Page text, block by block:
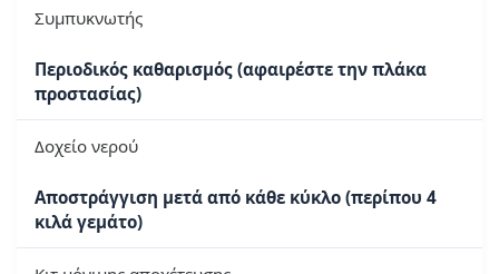
Συμπυκνωτής
Περιοδικός καθαρισμός (αφαιρέστε την πλάκα
προστασίας)
Δοχείο νερού
Αποστράγγιση μετά από κάθε κύκλο (περίπου 4
κιλά γεμάτο)